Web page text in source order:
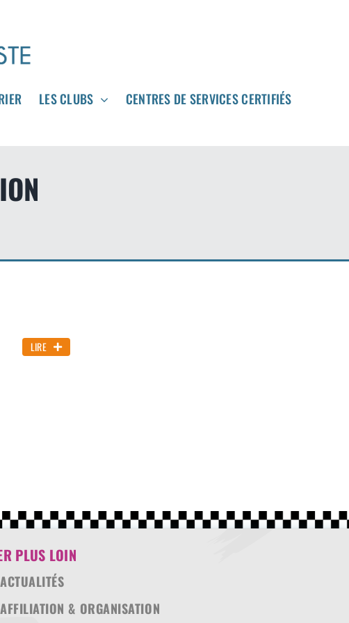
LES CLUBS CENTRES DE SERVICES CERTIFIÉS
LES CLUBS CENTRES DE SERVICES CERTIFIÉS
LIRE
PLUS LOIN
ACTUALITÉS
AFFILIATION & ORGANISATION